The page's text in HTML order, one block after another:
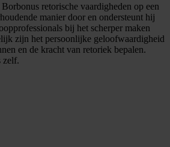
retorische vaardigheden op een
manier door en ondersteunt hij
bij het scherper maken
zijn het persoonlijke geloofwaardigheid
en de kracht van retoriek bepalen.
zelf.